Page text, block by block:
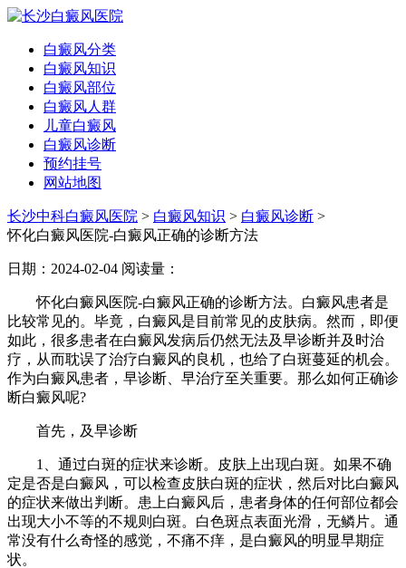
白癜风分类
白癜风知识
白癜风部位
白癜风人群
儿童白癜风
白癜风诊断
预约挂号
网站地图
长沙中科白癜风医院 > 白癜风知识 > 白癜风诊断 >
怀化白癜风医院-白癜风正确的诊断方法
日期：2024-02-04 阅读量：
怀化白癜风医院-白癜风正确的诊断方法。白癜风患者是
比较常见的。毕竟，白癜风是目前常见的皮肤病。然而，即便
如此，很多患者在白癜风发病后仍然无法及早诊断并及时治
疗，从而耽误了治疗白癜风的良机，也给了白斑蔓延的机会。
作为白癜风患者，早诊断、早治疗至关重要。那么如何正确诊
断白癜风呢?
首先，及早诊断
1、通过白斑的症状来诊断。皮肤上出现白斑。如果不确
定是否是白癜风，可以检查皮肤白斑的症状，然后对比白癜风
的症状来做出判断。患上白癜风后，患者身体的任何部位都会
出现大小不等的不规则白斑。白色斑点表面光滑，无鳞片。通
常没有什么奇怪的感觉，不痛不痒，是白癜风的明显早期症
状。